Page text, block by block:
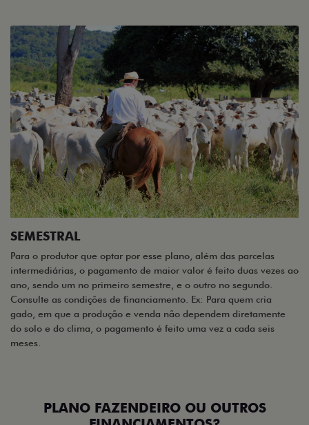
SEMESTRAL
Para o produtor que optar por esse plano, além das parcelas
intermediárias, o pagamento de maior valor é feito duas vezes ao
ano, sendo um no primeiro semestre, e o outro no segundo.
Consulte as condições de financiamento. Ex: Para quem cria
gado, em que a produção e venda não dependem diretamente
do solo e do clima, o pagamento é feito uma vez a cada seis
meses.
PLANO FAZENDEIRO OU OUTROS